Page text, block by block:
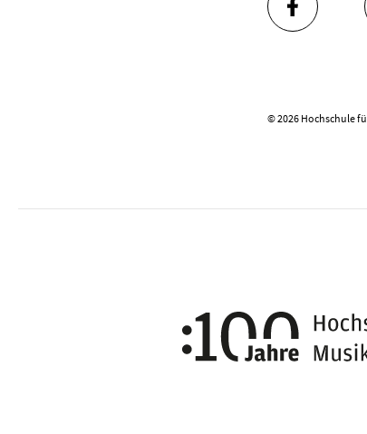
FACEBOOK
© 2026 Hochschule